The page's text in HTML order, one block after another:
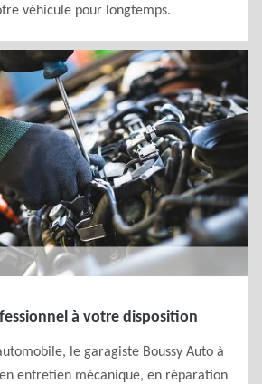
véhicule pour longtemps.
à votre disposition
le garagiste Boussy Auto à
en entretien mécanique, en réparation